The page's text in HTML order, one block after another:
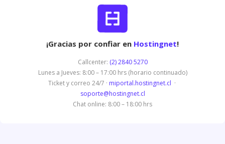
¡Gracias por confiar en Hostingnet!
Callcenter: (2) 2840 5270
Lunes a Jueves: 8:00 – 17:00 hrs (horario continuado)
Ticket y correo 24/7 · miportal.hostingnet.cl ·
soporte@hostingnet.cl
Chat online: 8:00 – 18:00 hrs